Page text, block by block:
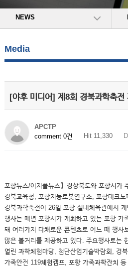
NEWS
Media
[야후 미디어] 제8회 경북과학축전
APCTP
comment 0건
Hit 11,330
포항뉴스/이지폴뉴스】경상북도와 포항시가
경북교육청, 포항지능로봇연구소, 포항테크
경북과학축전이 26일 포항 실내체육관에서
행사는 매년 포항시가 개최하고 있는 포항 가
돼 여러가지 다채로운 콘텐츠로 어느 때 행사
많은 볼거리를 제공하고 있다. 주요행사로는
열린 과학체험마당, 첨단산업기술박람회, 경
가족안전 119체험캠프, 포항 가족과학잔치